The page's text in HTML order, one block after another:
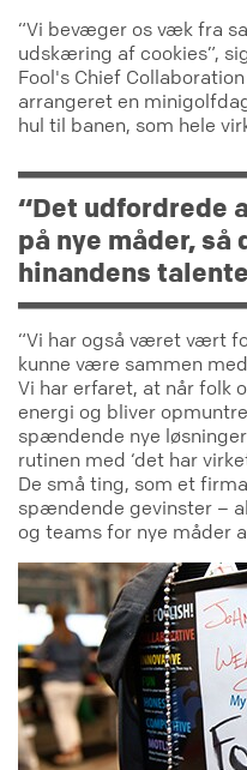
“Vi bevæger os væk fra
udskæring af cookies”,
Fool's Chief
arrangeret en
hul til banen, som hele
“Det udfordrede
på nye måder,
hinandens
“Vi har også været vært
kunne være sammen
Vi har erfaret, at når folk
energi og bliver
spændende nye
rutinen med ‘det har
De små ting, som et
spændende gevinster –
og teams for nye måder